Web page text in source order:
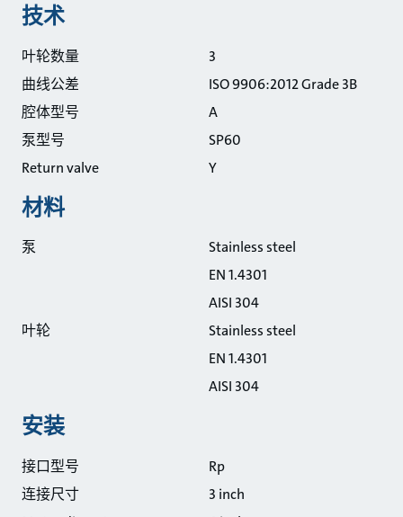
技术
叶轮数量
3
曲线公差
ISO 9906:2012 Grade 3B
腔体型号
A
泵型号
SP60
Return valve
Y
材料
泵
Stainless steel
EN 1.4301
AISI 304
叶轮
Stainless steel
EN 1.4301
AISI 304
安装
接口型号
Rp
连接尺寸
3 inch